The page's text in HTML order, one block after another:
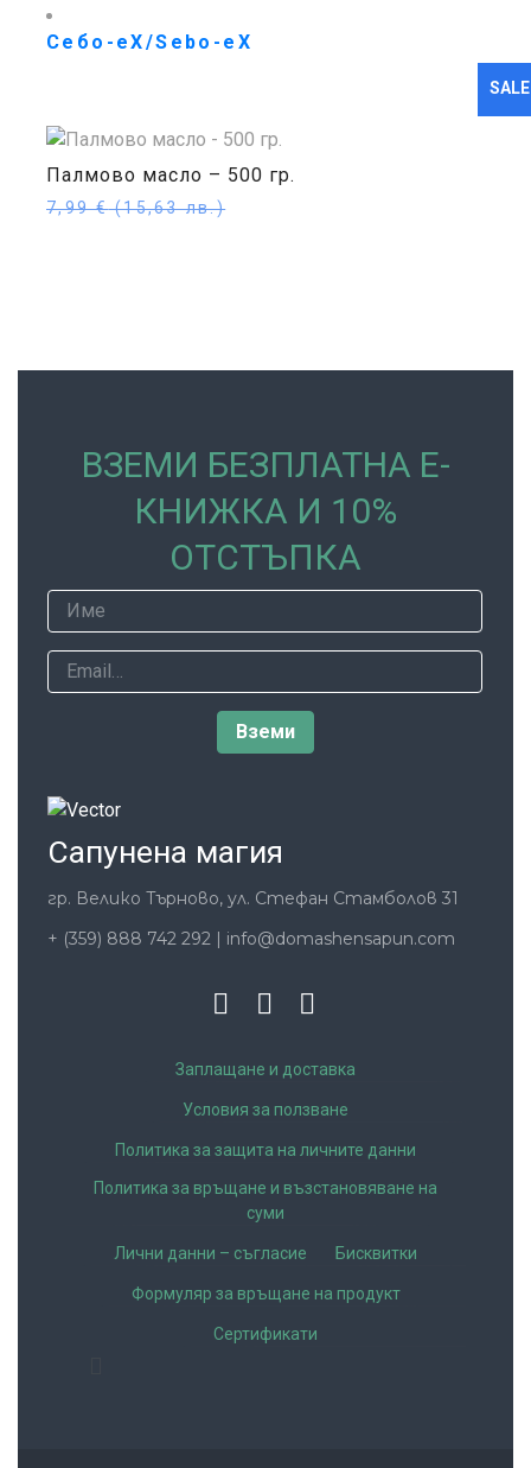
Себо-еХ/Sebo-eX
Палмово масло – 500 гр.
7,99€(15,63 лв.)
ВЗЕМИ БЕЗПЛАТНА Е-
КНИЖКА И 10%
ОТСТЪПКА
Сапунена магия
гр. Велико Търново, ул. Стефан Стамболов 31
+ (359) 888 742 292 | info@domashensapun.com
Заплащане и доставка
Условия за ползване
Политика за защита на личните данни
Политика за връщане и възстановяване на
суми
Лични данни – съгласие Бисквитки
Формуляр за връщане на продукт
Сертификати